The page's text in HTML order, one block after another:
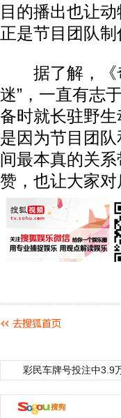
目的播出也让
正是节目团队制
据了解，《奇
迷”，一直有志
备时就长驻野
是因为节目团
间最本真的关
赞，也让大家对
彩民车牌号投注中3.9